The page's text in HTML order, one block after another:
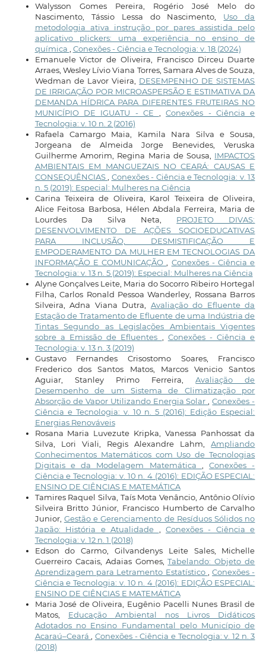
Walysson Gomes Pereira, Rogério José Melo do
Nascimento, Tássio Lessa do Nascimento, Uso da
metodologia ativa instrução por pares assistida pelo
aplicativo plickers: uma experiência no ensino de
química
Conexões - Ciência e Tecnologia: v. 18 (2024)
Emanuele Victor de Oliveira, Francisco Dirceu Duarte
Arraes, Wesley Lívio Viana Torres, Samara Alves de Souza,
Wedman de Lavor Vieira, DESEMPENHO DE SISTEMAS
DE IRRIGAÇÃO POR MICROASPERSÃO E ESTIMATIVA DA
DEMANDA HÍDRICA PARA DIFERENTES FRUTEIRAS NO
MUNICÍPIO DE IGUATU - CE
,Conexões - Ciência e
Tecnologia: v. 10 n. 2 (2016)
Rafaela Camargo Maia, Kamila Nara Silva e Sousa,
Jorgeana de Almeida Jorge Benevides, Veruska
Guilherme Amorim, Regina Maria de Sousa, IMPACTOS
AMBIENTAIS EM MANGUEZAIS NO CEARÁ: CAUSAS E
CONSEQUÊNCIAS
Conexões - Ciência e Tecnologia: v. 13
n. 5 (2019): Especial: Mulheres na Ciência
Carina Teixeira de Oliveira, Karol Teixeira de Oliveira,
Alice Feitosa Barbosa, Hélen Abdala Ferreira, Maria de
Lourdes Da Silva Neta, PROJETO DIVAS:
DESENVOLVIMENTO DE AÇÕES SOCIOEDUCATIVAS
PARA INCLUSÃO, DESMISTIFICAÇÃO E
EMPODERAMENTO DA MULHER EM TECNOLOGIAS DA
INFORMAÇÃO E COMUNICAÇÃO
Conexões - Ciência e
Tecnologia: v. 13 n. 5 (2019): Especial: Mulheres na Ciência
Alyne Gonçalves Leite, Maria do Socorro Ribeiro Hortegal
Filha, Carlos Ronald Pessoa Wanderley, Rossana Barros
Silveira, Adna Viana Dutra, Avaliação do Efluente da
Estação de Tratamento de Efluente de uma Indústria de
Tintas Segundo as Legislações Ambientais Vigentes
sobre a Emissão de Efluentes
Conexões - Ciência e
Tecnologia: v. 13 n. 3 (2019)
Gustavo Fernandes Crisostomo Soares, Francisco
Frederico dos Santos Matos, Marcos Venicio Santos
Aguiar, Stanley Primo Ferreira,Avaliação de
Desempenho de um Sistema de Climatização por
Absorção de Vapor Utilizando Energia Solar
,Conexões -
Ciência e Tecnologia: v. 10 n. 5 (2016): Edição Especial:
Energias Renováveis
Rosana Maria Luvezute Kripka, Vanessa Panhossat da
Silva, Lori Viali, Regis Alexandre Lahm,Ampliando
Conhecimentos Matemáticos com Uso de Tecnologias
Digitais e da Modelagem Matemática
,Conexões -
Ciência e Tecnologia: v. 10 n. 4 (2016): EDIÇÃO ESPECIAL:
ENSINO DE CIÊNCIAS E MATEMÁTICA
Tamires Raquel Silva, Taís Mota Venâncio, Antônio Olívio
Silveira Britto Júnior, Francisco Humberto de Carvalho
Junior, Gestão e Gerenciamento de Resíduos Sólidos no
Japão: História e Atualidade
Conexões - Ciência e
Tecnologia: v. 12 n. 1 (2018)
Edson do Carmo, Gilvandenys Leite Sales, Michelle
Guerreiro Cacais, Adaias Gomes,Tabelando: Objeto de
Aprendizagem para Letramento Estatístico
,Conexões -
Ciência e Tecnologia: v. 10 n. 4 (2016): EDIÇÃO ESPECIAL:
ENSINO DE CIÊNCIAS E MATEMÁTICA
Maria José de Oliveira, Eugênio Pacelli Nunes Brasil de
Matos, Educação Ambiental nos Livros Didáticos
Adotados no Ensino Fundamental pelo Município de
Acaraú–Ceará
Conexões - Ciência e Tecnologia: v. 12 n. 3
(2018)